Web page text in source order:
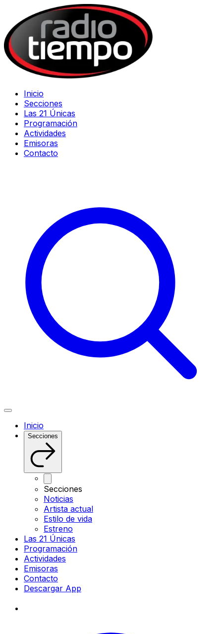
Inicio
Secciones
Las 21 Únicas
Programación
Actividades
Emisoras
Contacto
Inicio
Secciones
Secciones
Noticias
Artista actual
Estilo de vida
Estreno
Las 21 Únicas
Programación
Actividades
Emisoras
Contacto
Descargar App